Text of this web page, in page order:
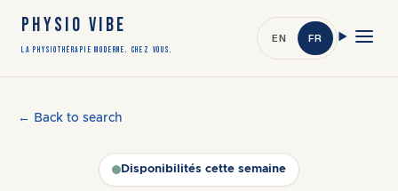
PHYSIO VIBE
LA PHYSIOTHÉRAPIE MODERNE. CHEZ VOUS.
EN FR
← Back to search
Disponibilités cette semaine